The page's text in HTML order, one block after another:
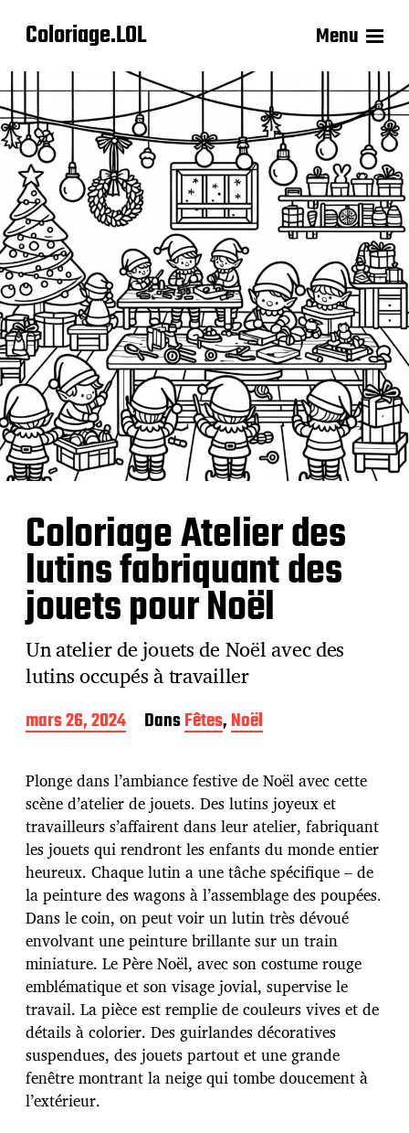
Coloriage.LOL Menu
Coloriage Atelier des
lutins fabriquant des
jouets pour Noël
Un atelier de jouets de Noël avec des
lutins occupés à travailler
D
a
e
d
e
p
u
b
l
i
c
a
t
i
o
n
mars 26, 2024 DansFêtes,Noël
Plonge dans l’ambiance festive de Noël avec cette
scène d’atelier de jouets. Des lutins joyeux et
travailleurs s’affairent dans leur atelier, fabriquant
les jouets qui rendront les enfants du monde entier
heureux. Chaque lutin a une tâche spécifique – de
la peinture des wagons à l’assemblage des poupées.
Dans le coin, on peut voir un lutin très dévoué
envolvant une peinture brillante sur un train
miniature. Le Père Noël, avec son costume rouge
emblématique et son visage jovial, supervise le
travail. La pièce est remplie de couleurs vives et de
détails à colorier. Des guirlandes décoratives
suspendues, des jouets partout et une grande
fenêtre montrant la neige qui tombe doucement à
l’extérieur.